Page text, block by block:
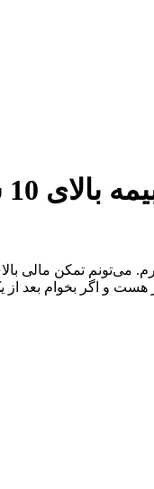
و اگر بخوام بعد